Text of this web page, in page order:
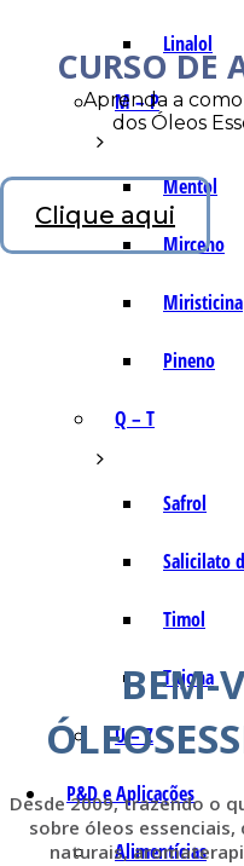
Linalol
M – P
Mentol
Mirceno
Miristicina
Pineno
Q – T
Safrol
Salicilato
Timol
Tujona
U – Z
P&D e Aplicações
Alimentícias
CURSO DE
Aprenda a
dos Óleos
Clique aqui
BEM-
Desde 2009, trazendo o
sobre óleos
naturais,